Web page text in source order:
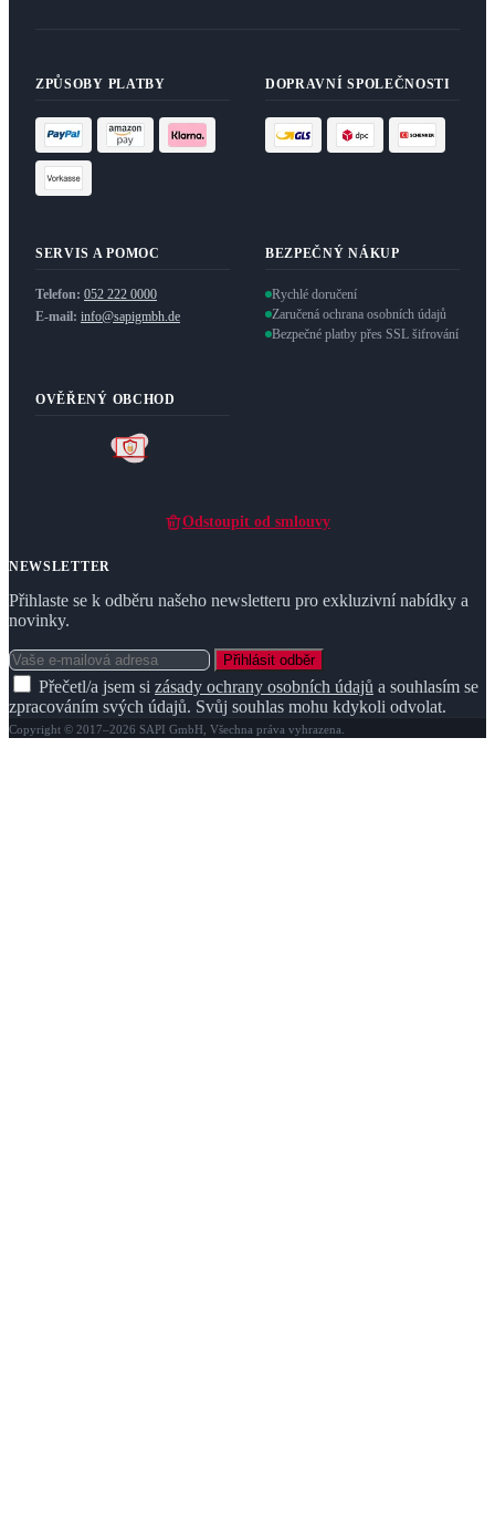
ZPŮSOBY PLATBY DOPRAVNÍ SPOLEČNOSTI
SERVIS A POMOC
Telefon: 052 222 0000
E-mail: info@sapigmbh.de
BEZPEČNÝ NÁKUP
Rychlé doručení
Zaručená ochrana osobních údajů
Bezpečné platby přes SSL šifrování
OVĚŘENÝ OBCHOD
Odstoupit od smlouvy
NEWSLETTER
Přihlaste se k odběru našeho newsletteru pro exkluzivní nabídky a
novinky.
Přihlásit odběr
Přečetl/a jsem si zásady ochrany osobních údajů a souhlasím se
zpracováním svých údajů. Svůj souhlas mohu kdykoli odvolat.
Copyright © 2017–2026 SAPI GmbH, Všechna práva vyhrazena.